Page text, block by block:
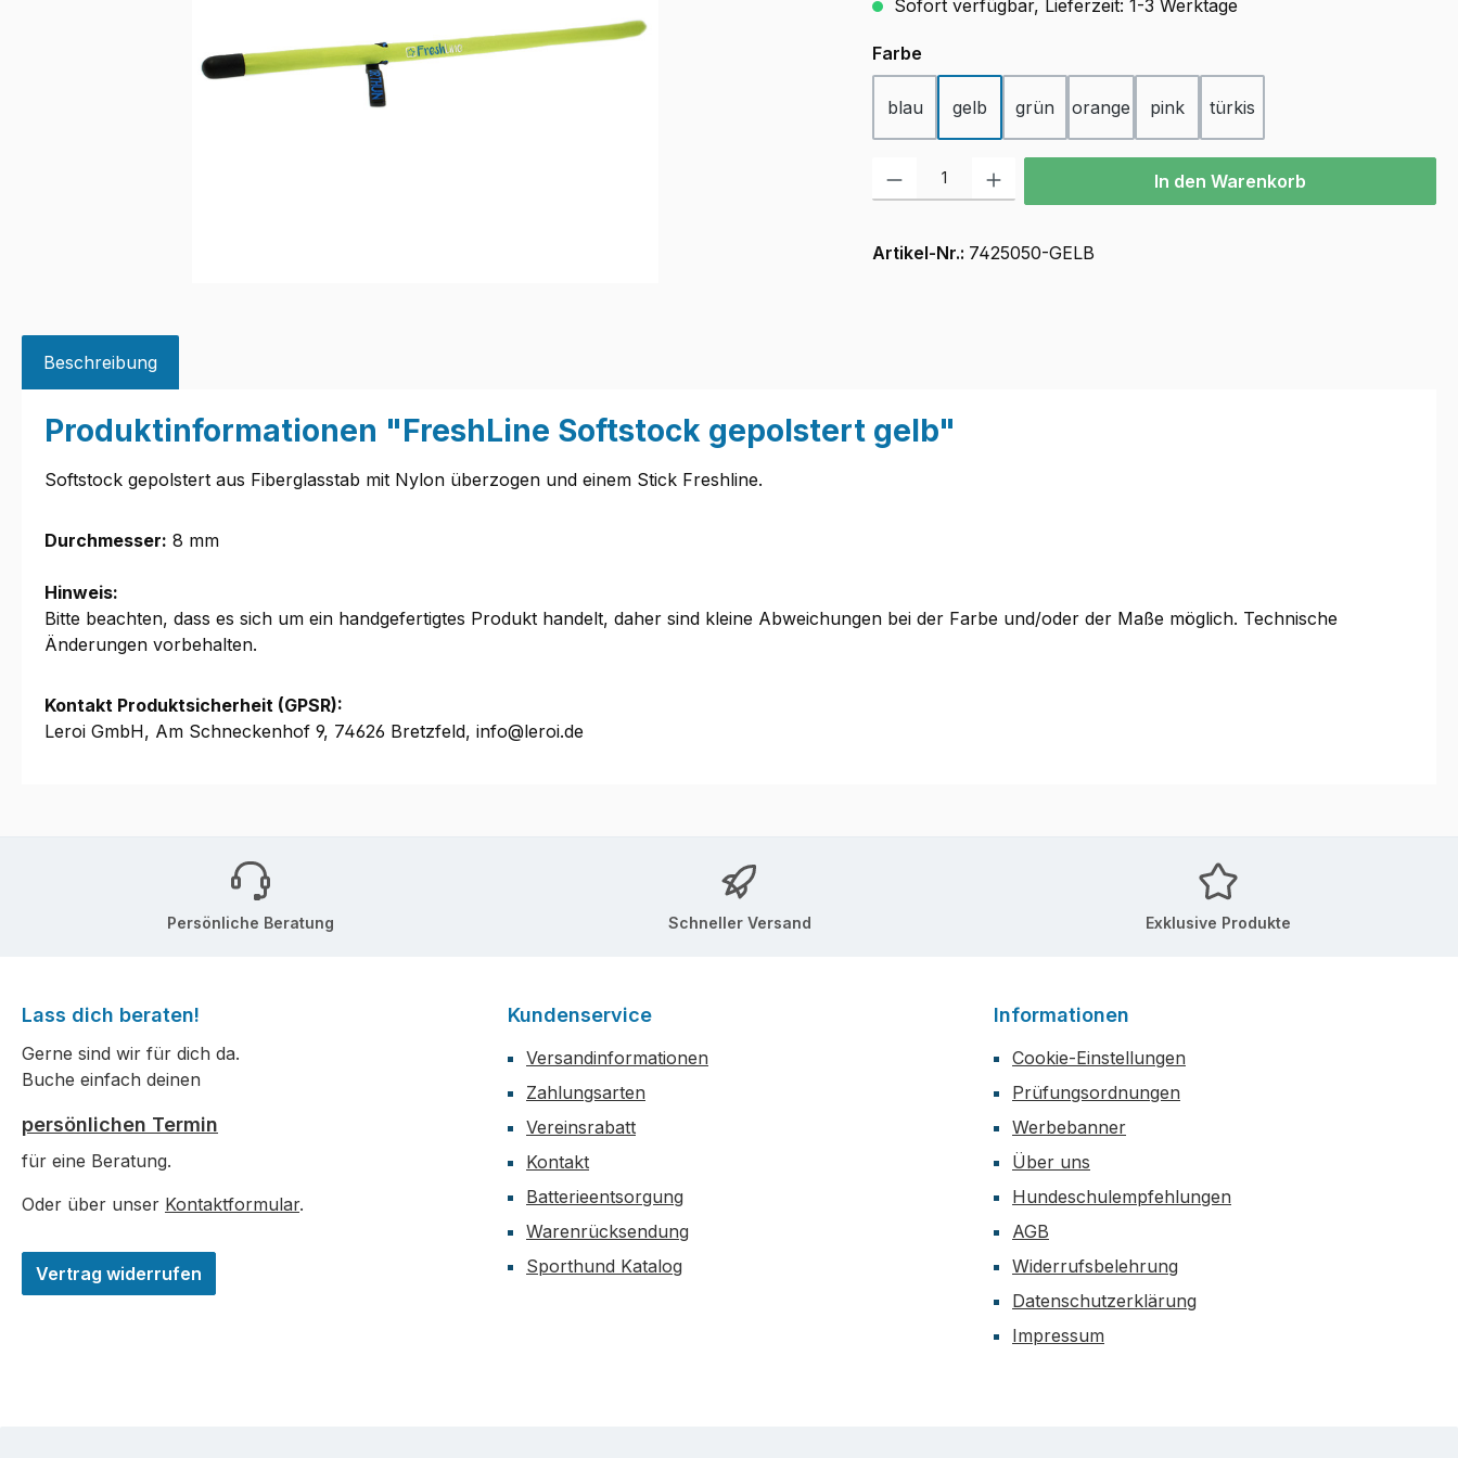
Sofort verfügbar, Lieferzeit: 1-3 Werktage
Farbe
blau gelb grün orange pink türkis
Produkt Anzahl: Gib den gewünschten Wert ein oder benutze die Schaltflächen
In den Warenkorb
Artikel-Nr.: 7425050-GELB
Beschreibung
Produktinformationen "FreshLine Softstock gepolstert gelb"
Softstock gepolstert aus Fiberglasstab mit Nylon überzogen und einem Stick Freshline.
Durchmesser: 8 mm
Hinweis:
Bitte beachten, dass es sich um ein handgefertigtes Produkt handelt, daher sind kleine Abweichungen bei der Farbe und/oder der Maße möglich. Technische
Änderungen vorbehalten.
Kontakt Produktsicherheit (GPSR):
Leroi GmbH, Am Schneckenhof 9, 74626 Bretzfeld, info@leroi.de
Persönliche Beratung Schneller Versand Exklusive Produkte
Lass dich beraten!
Gerne sind wir für dich da.
Buche einfach deinen
persönlichen Termin
für eine Beratung.
Oder über unser Kontaktformular.
Vertrag widerrufen
Kundenservice
Versandinformationen
Zahlungsarten
Vereinsrabatt
Kontakt
Batterieentsorgung
Warenrücksendung
Sporthund Katalog
Informationen
Cookie-Einstellungen
Prüfungsordnungen
Werbebanner
Über uns
Hundeschulempfehlungen
AGB
Widerrufsbelehrung
Datenschutzerklärung
Impressum